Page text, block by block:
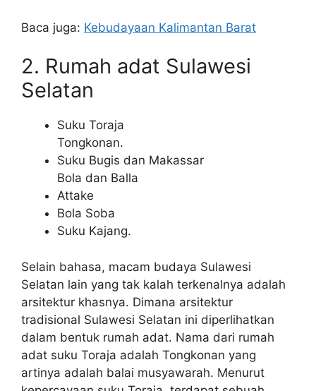
Baca juga: Kebudayaan Kalimantan Barat
2. Rumah adat Sulawesi
Selatan
Suku Toraja
Tongkonan.
Suku Bugis dan Makassar
Bola dan Balla
Attake
Bola Soba
Suku Kajang.
Selain bahasa, macam budaya Sulawesi
Selatan lain yang tak kalah terkenalnya adalah
arsitektur khasnya. Dimana arsitektur
tradisional Sulawesi Selatan ini diperlihatkan
dalam bentuk rumah adat. Nama dari rumah
adat suku Toraja adalah Tongkonan yang
artinya adalah balai musyawarah. Menurut